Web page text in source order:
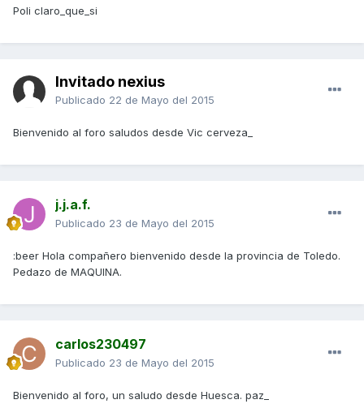
Poli claro_que_si
Invitado nexius
Publicado 22 de Mayo del 2015
Bienvenido al foro saludos desde Vic cerveza_
j.j.a.f.
Publicado 23 de Mayo del 2015
:beer Hola compañero bienvenido desde la provincia de Toledo.
Pedazo de MAQUINA.
carlos230497
Publicado 23 de Mayo del 2015
Bienvenido al foro, un saludo desde Huesca. paz_